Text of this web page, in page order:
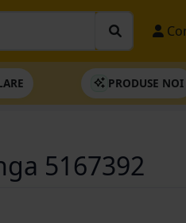
PRODUSE NOI
5167392